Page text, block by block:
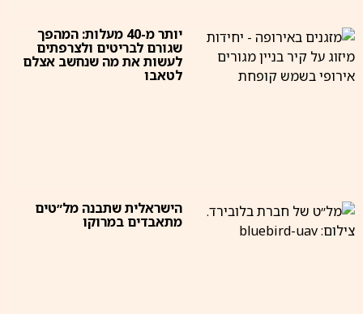
יותר מ-40 מעלות: המהפך
שגורם לבריטים ולצרפתים
לעשות את מה שנחשב אצלם
לטאבו
הישראלית שתבנה מל״טים
מתאבדים במרוקו